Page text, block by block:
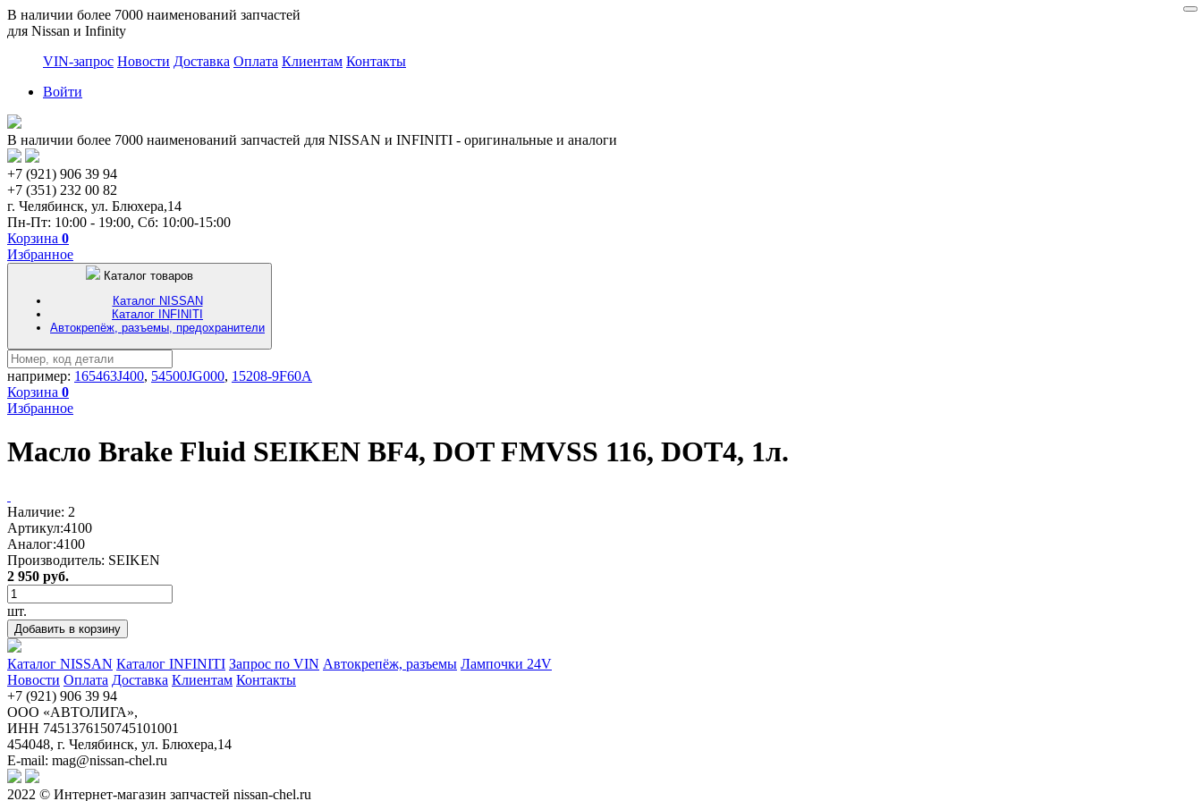
В наличии более 7000 наименований запчастей
для Nissan и Infinity
VIN-запрос Новости Доставка Оплата Клиентам Контакты
Войти
В наличии более 7000 наименований запчастей для NISSAN и INFINITI - оригинальные и аналоги
+7 (921) 906 39 94
+7 (351) 232 00 82
г. Челябинск, ул. Блюхера,14
Пн-Пт: 10:00 - 19:00, Сб: 10:00-15:00
Корзина 0
Избранное
Каталог товаров
Каталог NISSAN
Каталог INFINITI
Автокрепёж, разъемы, предохранители
например: 165463J400, 54500JG000, 15208-9F60A
Корзина 0
Избранное
Масло Brake Fluid SEIKEN BF4, DOT FMVSS 116, DOT4, 1л.
Наличие: 2
Артикул:4100
Аналог:4100
Производитель: SEIKEN
2 950 руб.
шт.
Добавить в корзину
Каталог NISSAN Каталог INFINITI Запрос по VIN Автокрепёж, разъемы Лампочки 24V
Новости Оплата Доставка Клиентам Контакты
+7 (921) 906 39 94
ООО «АВТОЛИГА»,
ИНН 7451376150745101001
454048, г. Челябинск, ул. Блюхера,14
E-mail: mag@nissan-chel.ru
2022 © Интернет-магазин запчастей nissan-chel.ru